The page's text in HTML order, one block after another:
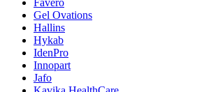
Favero
Gel Ovations
Hallins
Hykab
IdenPro
Innopart
Jafo